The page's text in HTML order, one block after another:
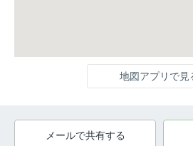
地図アプリで見
メールで共有する